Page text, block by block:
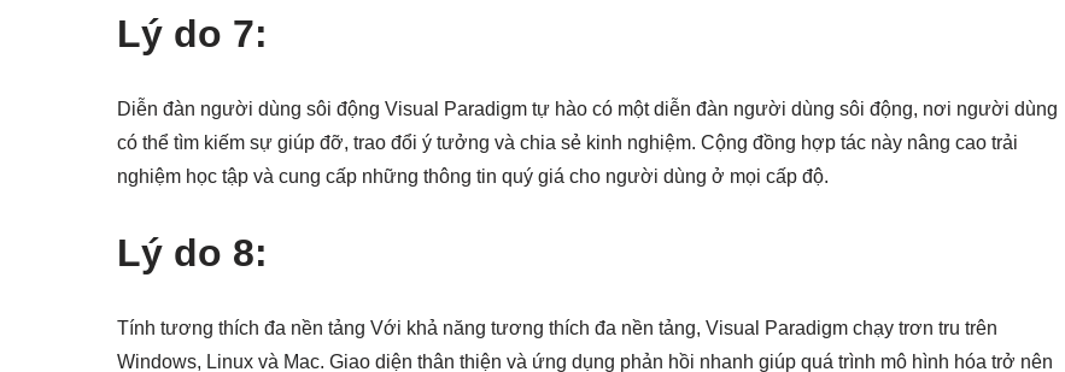
Lý do 7:
Diễn đàn người dùng sôi động Visual Paradigm tự hào có một diễn đàn người dùng sôi động, nơi người dùng
có thể tìm kiếm sự giúp đỡ, trao đổi ý tưởng và chia sẻ kinh nghiệm. Cộng đồng hợp tác này nâng cao trải
nghiệm học tập và cung cấp những thông tin quý giá cho người dùng ở mọi cấp độ.
Lý do 8:
Tính tương thích đa nền tảng Với khả năng tương thích đa nền tảng, Visual Paradigm chạy trơn tru trên
Windows, Linux và Mac. Giao diện thân thiện và ứng dụng phản hồi nhanh giúp quá trình mô hình hóa trở nên